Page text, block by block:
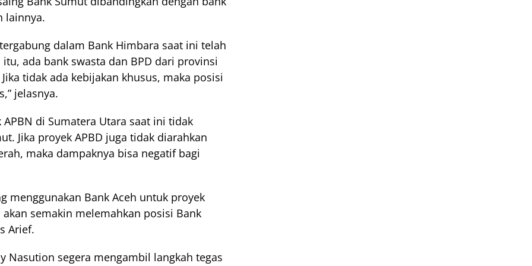
lainnya.
dalam Bank Himbara saat ini telah
ada bank swasta dan BPD dari provinsi
tidak ada kebijakan khusus, maka posisi
jelasnya.
di Sumatera Utara saat ini tidak
Jika proyek APBD juga tidak diarahkan
maka dampaknya bisa negatif bagi
menggunakan Bank Aceh untuk proyek
semakin melemahkan posisi Bank
Arief.
Nasution segera mengambil langkah tegas